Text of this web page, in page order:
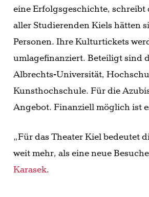
eine Erfolgsgeschichte,
aller Studierenden Kiels hätten
Personen. Ihre Kulturtickets
umlagefinanziert. Beteiligt sind
Albrechts-Universität,
Kunsthochschule. Für die
Angebot. Finanziell möglich ist
„Für das Theater Kiel bedeutet
weit mehr, als eine neue
Karasek.